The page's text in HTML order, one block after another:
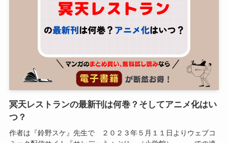
冥天レストランの最新刊は何巻？そしてアニメ化はい
つ？
作者は『鈴野スケ』先生で ２０２３年５月１１日よりウェブコ